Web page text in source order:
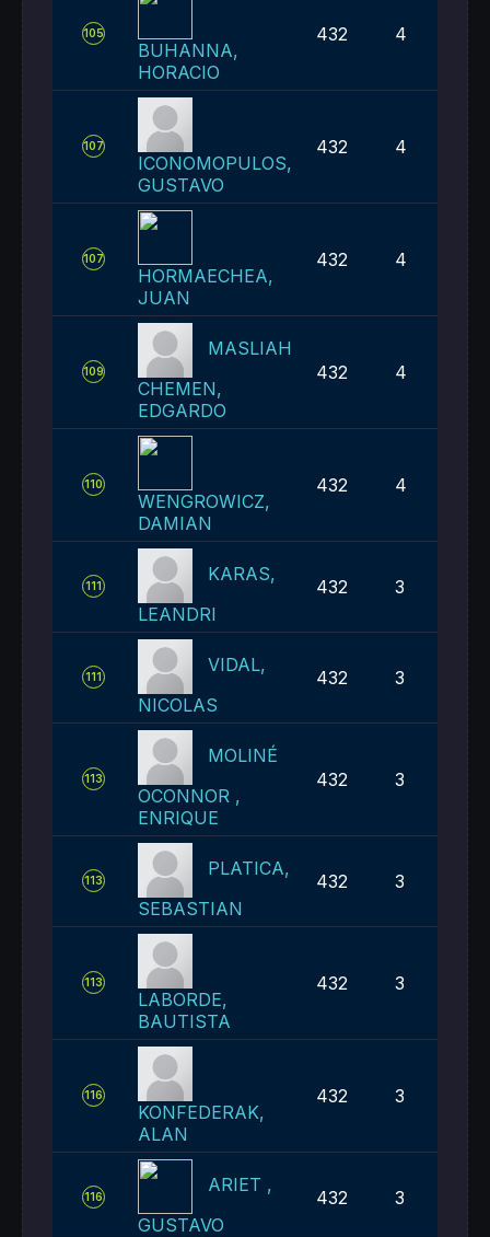
105
BUHANNA,
HORACIO
432 4
107
ICONOMOPULOS,
GUSTAVO
432 4
107
HORMAECHEA,
JUAN
432 4
109
MASLIAH
CHEMEN,
EDGARDO
432 4
110
WENGROWICZ,
DAMIAN
432 4
111
KARAS,
LEANDRI
432 3
111
VIDAL,
NICOLAS
432 3
113
MOLINÉ
OCONNOR ,
ENRIQUE
432 3
113
PLATICA,
SEBASTIAN
432 3
113
LABORDE,
BAUTISTA
432 3
116
KONFEDERAK,
ALAN
432 3
116
ARIET ,
GUSTAVO
432 3